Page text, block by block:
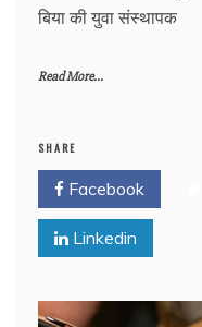
बिया की युवा संस्थापक
Read More...
SHARE
Facebook
Linkedin